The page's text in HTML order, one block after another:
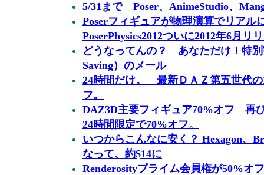
5/31まで Poser、AnimeStudio、
Poserフィギュアが物理演算でリア
PoserPhysics2012ついに2012年6月リ
どうなってんの？ あなただけ！特別
Saving）のメール
24時間だけ。 最新ＤＡＺ第五世代
フ。
DAZ3D主要フィギュア70%オフ 再
24時間限定で70%オフ。
いつからこんなに安く？ Hexagon、
なって、約$14に
Renderosityプライム会員権が50%オ